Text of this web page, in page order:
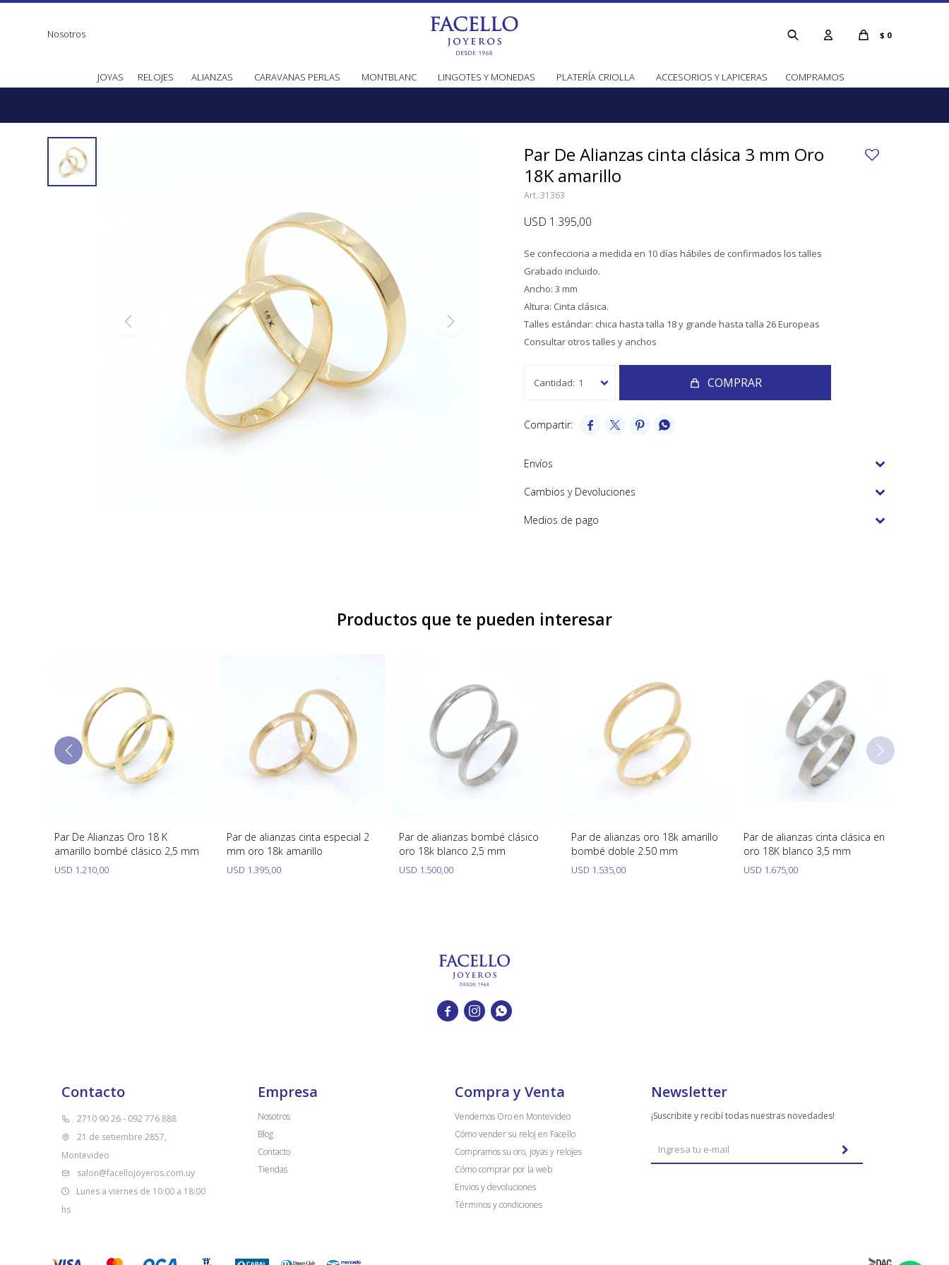
JOYAS RELOJES ALIANZAS CARAVANAS PERLAS MONTBLANC LINGOTES Y MONEDAS PLATERÍA CRIOLLA ACCESORIOS Y LAPICERAS COMPRAMOS
$ 0
Nosotros
Par De Alianzas cinta clásica 3 mm Oro
18K amarillo
31363
USD 1.395,00
Se confecciona a medida en 10 días hábiles de confirmados los talles
Grabado incluido.
Ancho: 3 mm
Altura: Cinta clásica.
Talles estándar: chica hasta talla 18 y grande hasta talla 26 Europeas
Consultar otros talles y anchos
1 COMPRAR
   
Envíos
Cambios y Devoluciones
Medios de pago
Productos que te pueden interesar
Par De Alianzas Oro 18 K
amarillo bombé clásico 2,5 mm
USD 1.210,00
Par de alianzas cinta especial 2
mm oro 18k amarillo
USD 1.395,00
Par de alianzas bombé clásico
oro 18k blanco 2,5 mm
USD 1.500,00
Par de alianzas oro 18k amarillo
bombé doble 2.50 mm
USD 1.535,00
Par de alianzas cinta clásica en
oro 18K blanco 3,5 mm
USD 1.675,00
  
Contacto
2710 90 26 - 092 776 888
21 de setiembre 2857,
Montevideo
salon@facellojoyeros.com.uy
Lunes a viernes de 10:00 a 18:00
hs
Empresa
Nosotros
Blog
Contacto
Tiendas
Compra y Venta
Vendemos Oro en Montevideo
Cómo vender su reloj en Facello
Compramos su oro, joyas y relojes
Cómo comprar por la web
Envios y devoluciones
Términos y condiciones
Newsletter
¡Suscribite y recibí todas nuestras novedades!